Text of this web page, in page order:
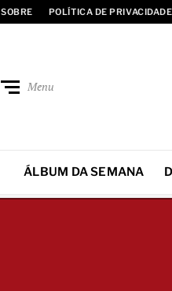
SOBRE POLÍTICA DE PRIVACIDADE
Menu
ÁLBUM DA SEMANA